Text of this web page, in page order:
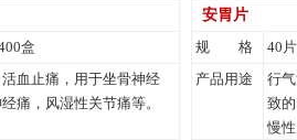
盒
血止痛，用于坐骨神经
痛，风湿性关节痛等。
安胃片
规 格
40
产品用途
行
致
慢